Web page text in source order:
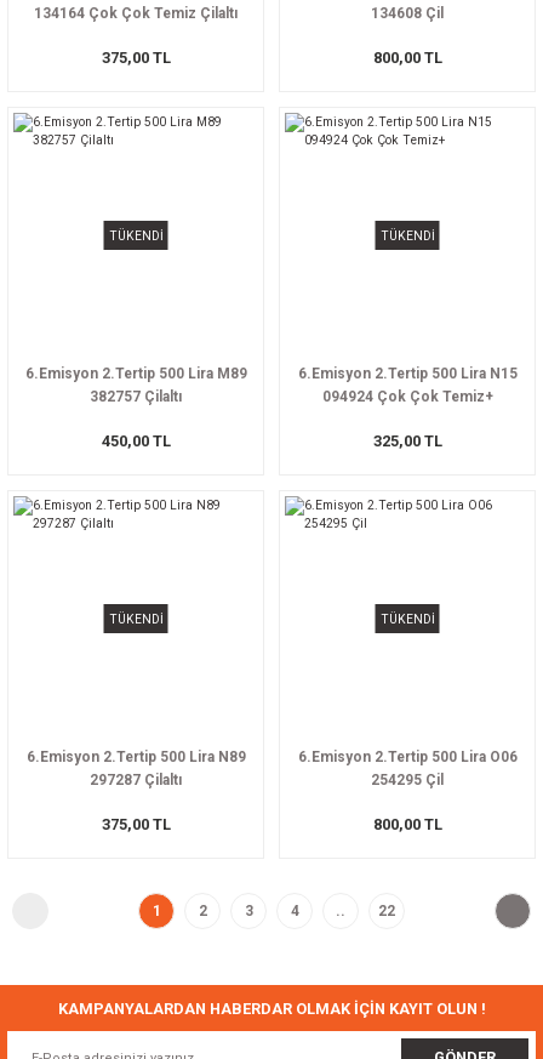
134164 Çok Çok Temiz Çilaltı
375,00 TL
134608 Çil
800,00 TL
TÜKENDİ
6.Emisyon 2.Tertip 500 Lira M89
382757 Çilaltı
450,00 TL
TÜKENDİ
6.Emisyon 2.Tertip 500 Lira N15
094924 Çok Çok Temiz+
325,00 TL
TÜKENDİ
6.Emisyon 2.Tertip 500 Lira N89
297287 Çilaltı
375,00 TL
TÜKENDİ
6.Emisyon 2.Tertip 500 Lira O06
254295 Çil
800,00 TL
1 2 3 4 .. 22
KAMPANYALARDAN HABERDAR OLMAK İÇİN KAYIT OLUN !